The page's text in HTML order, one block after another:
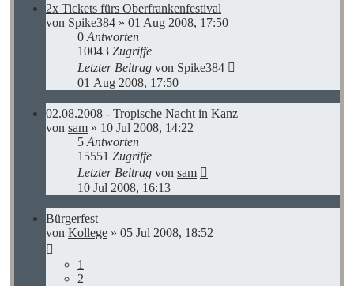
2x Tickets fürs Oberfrankenfestival
von Spike384 » 01 Aug 2008, 17:50
0 Antworten
10043 Zugriffe
Letzter Beitrag von Spike384
01 Aug 2008, 17:50
02.08.2008 - Tropische Nacht in Kanz
von sam » 10 Jul 2008, 14:22
5 Antworten
15551 Zugriffe
Letzter Beitrag von sam
10 Jul 2008, 16:13
Bürgerfest
von Kollege » 05 Jul 2008, 18:52
1
2